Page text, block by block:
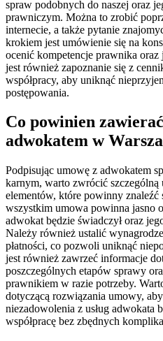
spraw podobnych do naszej oraz
prawniczym. Można to zrobić
internecie, a także pytanie
krokiem jest umówienie się na
ocenić kompetencje prawnika
jest również zapoznanie się z
współpracy, aby uniknąć
postępowania.
Co powinien
adwokatem w
Podpisując umowę z adwokatem
karnym, warto zwrócić
elementów, które powinny znaleźć
wszystkim umowa powinna jasno
adwokat będzie świadczył oraz
Należy również ustalić
płatności, co pozwoli uniknąć
jest również zawrzeć informacje
poszczególnych etapów sprawy
prawnikiem w razie potrzeby.
dotyczącą rozwiązania umowy,
niezadowolenia z usług adwokata
współpracę bez zbędnych